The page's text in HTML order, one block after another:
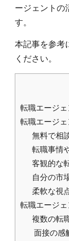
ージェントの
す。
本記事を参考
ください。
転職エージ
転職エージ
無料で相
転職事情
客観的な
自分の市
柔軟な視
転職エージ
複数の転
面接の感